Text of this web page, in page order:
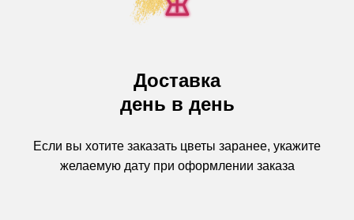
Доставка
день в день
Если вы хотите заказать цветы заранее, укажите
желаемую дату при оформлении заказа